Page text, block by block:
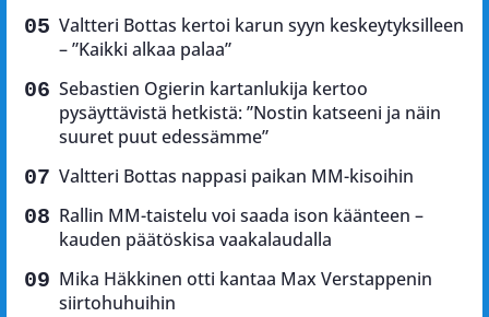
Valtteri Bottas kertoi karun syyn keskeytyksilleen
– ”Kaikki alkaa palaa”
Sebastien Ogierin kartanlukija kertoo
pysäyttävistä hetkistä: ”Nostin katseeni ja näin
suuret puut edessämme”
Valtteri Bottas nappasi paikan MM-kisoihin
Rallin MM-taistelu voi saada ison käänteen –
kauden päätöskisa vaakalaudalla
Mika Häkkinen otti kantaa Max Verstappenin
siirtohuhuihin